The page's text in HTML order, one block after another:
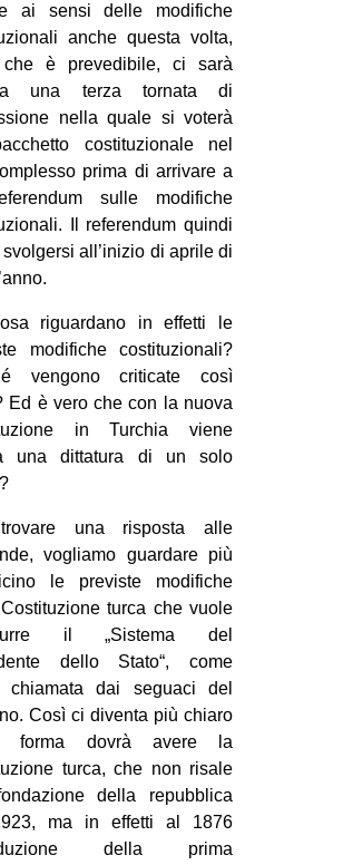
CINEMA
MANIFESTI
MUSICA
RECENSIONI
INTERNAZIONALE
AMERICHE
ESTREMO ORIENTE
EUROPA
MONDO
EVENTI
bsky
ms
SEARCH
ai sensi delle modifiche
anche questa volta,
è prevedibile, ci sarà
una terza tornata di
nella quale si voterà
costituzionale nel
prima di arrivare a
sulle modifiche
Il referendum quindi
all’inizio di aprile di
riguardano in effetti le
modifiche costituzionali?
vengono criticate così
Ed è vero che con la nuova
in Turchia viene
una dittatura di un solo
una risposta alle
vogliamo guardare più
le previste modifiche
turca che vuole
il „Sistema del
dello Stato“, come
chiamata dai seguaci del
Così ci diventa più chiaro
forma dovrà avere la
turca, che non risale
della repubblica
ma in effetti al 1876
della prima